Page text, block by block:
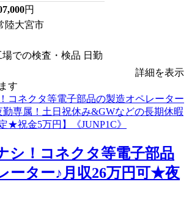
円
陸大宮市
での検査・検品 日勤
詳細を表示
す
シ！コネクタ等電子部品
ーター♪月収26万円可★夜